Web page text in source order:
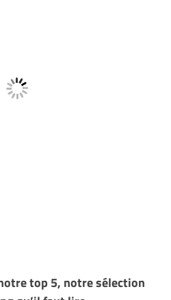
top 5, notre sélection